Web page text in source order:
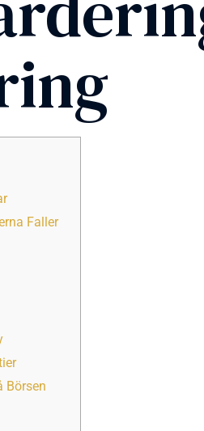
Faller
Börsen